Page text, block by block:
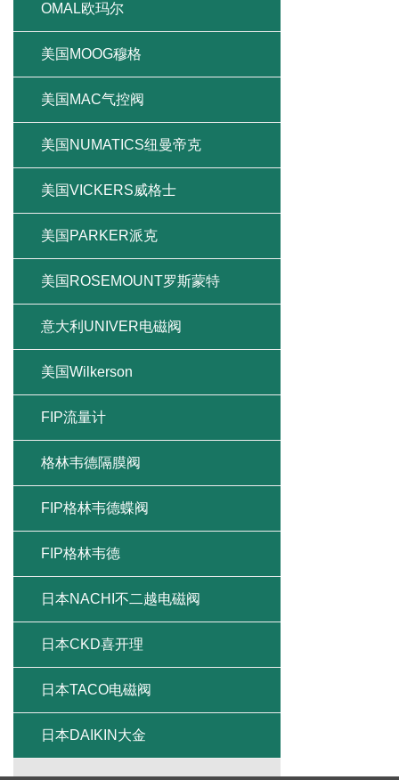
OMAL欧玛尔
美国MOOG穆格
美国MAC气控阀
美国NUMATICS纽曼帝克
美国VICKERS威格士
美国PARKER派克
美国ROSEMOUNT罗斯蒙特
意大利UNIVER电磁阀
美国Wilkerson
FIP流量计
格林韦德隔膜阀
FIP格林韦德蝶阀
FIP格林韦德
日本NACHI不二越电磁阀
日本CKD喜开理
日本TACO电磁阀
日本DAIKIN大金